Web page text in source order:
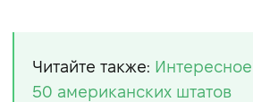
Читайте также:
50 американских штатов